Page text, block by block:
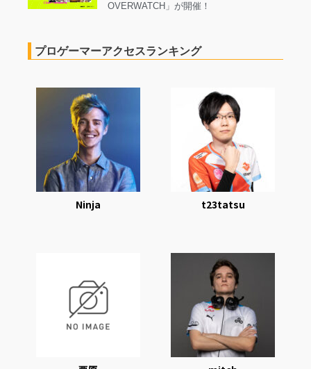
OVERWATCH」が開催！
プロゲーマーアクセスランキング
Ninja t23tatsu